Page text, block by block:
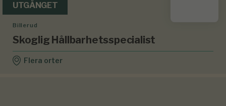
UTGÅNGET
Billerud
Skoglig Hållbarhetsspecialist
Flera orter